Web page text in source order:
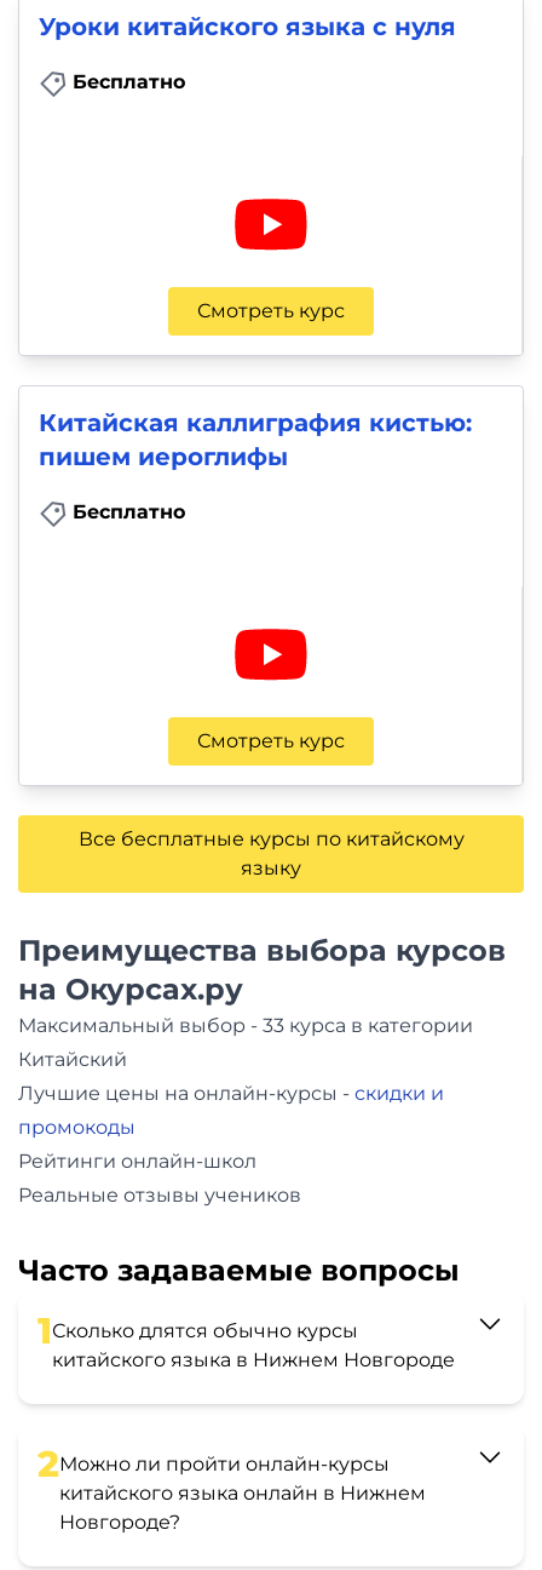
Уроки китайского языка с нуля
Бесплатно
Смотреть курс
Китайская каллиграфия кистью:
пишем иероглифы
Бесплатно
Смотреть курс
Все бесплатные курсы по китайскому
языку
Преимущества выбора курсов
на Окурсах.ру
Максимальный выбор - 33 курса в категории
Китайский
Лучшие цены на онлайн-курсы - скидки и
промокоды
Рейтинги онлайн-школ
Реальные отзывы учеников
Часто задаваемые вопросы
1Сколько длятся обычно курсы
китайского языка в Нижнем Новгороде
2Можно ли пройти онлайн-курсы
китайского языка онлайн в Нижнем
Новгороде?